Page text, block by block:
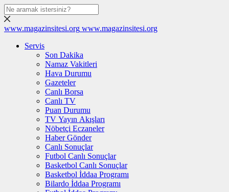
www.magazinsitesi.org www.magazinsitesi.org
Servis
Son Dakika
Namaz Vakitleri
Hava Durumu
Gazeteler
Canlı Borsa
Canlı TV
Puan Durumu
TV Yayın Akışları
Nöbetçi Eczaneler
Haber Gönder
Canlı Sonuçlar
Futbol Canlı Sonuçlar
Basketbol Canlı Sonuçlar
Basketbol İddaa Programı
Bilardo İddaa Programı